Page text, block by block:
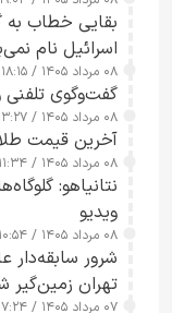
بقایی خطاب به
اسرائیل نام
۰۸ مرداد ۱۴۰۵ / ۱۸:۱۵
گفت‌وگوی تلفنی
۰۸ مرداد ۱۴۰۵ / ۱۳:۲۷
آخرین قیمت طلا، سکه
۰۸ مرداد ۱۴۰۵ / ۱۱:۳۴
نتانیاهو:
ویدیو
۰۸ مرداد ۱۴۰۵ / ۱۰:۵۴
شرور
تهران زمین‌گیر
۰۷ مرداد ۱۴۰۵ / ۱۷:۲۴